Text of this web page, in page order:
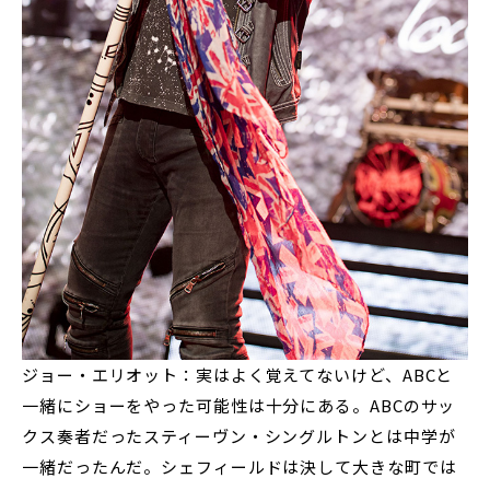
ジョー・エリオット：実はよく覚えてないけど、ABCと
一緒にショーをやった可能性は十分にある。ABCのサッ
クス奏者だったスティーヴン・シングルトンとは中学が
一緒だったんだ。シェフィールドは決して大きな町では